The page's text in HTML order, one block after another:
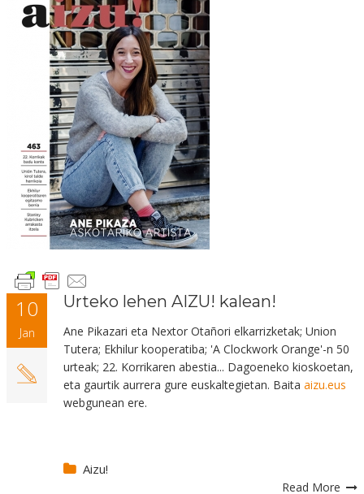
10
Jan
Urteko lehen AIZU! kalean!
Ane Pikazari eta Nextor Otañori elkarrizketak; Union
Tutera; Ekhilur kooperatiba; 'A Clockwork Orange'-n 50
urteak; 22. Korrikaren abestia... Dagoeneko kioskoetan,
eta gaurtik aurrera gure euskaltegietan. Baita aizu.eus
webgunean ere.
Aizu!
Read More